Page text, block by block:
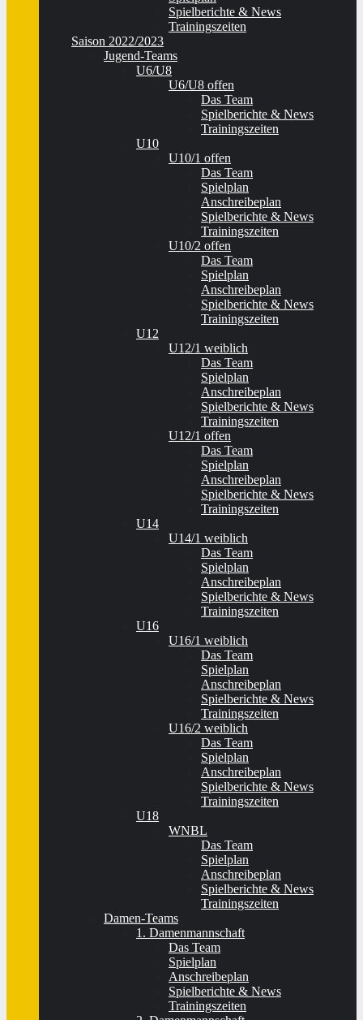
Spielberichte & News
Trainingszeiten
Saison 2022/2023
Jugend-Teams
U6/U8
U6/U8 offen
Das Team
Spielberichte & News
Trainingszeiten
U10
U10/1 offen
Das Team
Spielplan
Anschreibeplan
Spielberichte & News
Trainingszeiten
U10/2 offen
Das Team
Spielplan
Anschreibeplan
Spielberichte & News
Trainingszeiten
U12
U12/1 weiblich
Das Team
Spielplan
Anschreibeplan
Spielberichte & News
Trainingszeiten
U12/1 offen
Das Team
Spielplan
Anschreibeplan
Spielberichte & News
Trainingszeiten
U14
U14/1 weiblich
Das Team
Spielplan
Anschreibeplan
Spielberichte & News
Trainingszeiten
U16
U16/1 weiblich
Das Team
Spielplan
Anschreibeplan
Spielberichte & News
Trainingszeiten
U16/2 weiblich
Das Team
Spielplan
Anschreibeplan
Spielberichte & News
Trainingszeiten
U18
WNBL
Das Team
Spielplan
Anschreibeplan
Spielberichte & News
Trainingszeiten
Damen-Teams
1. Damenmannschaft
Das Team
Spielplan
Anschreibeplan
Spielberichte & News
Trainingszeiten